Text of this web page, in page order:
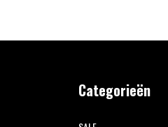
Categorieën